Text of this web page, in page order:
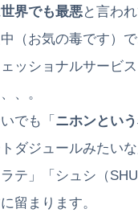
界でも最悪と言わ
（お気の毒です）
ッショナルサービス
、。
でも「 ニホンとい
ダジュールみたい
テ」「シュシ（
留まります。